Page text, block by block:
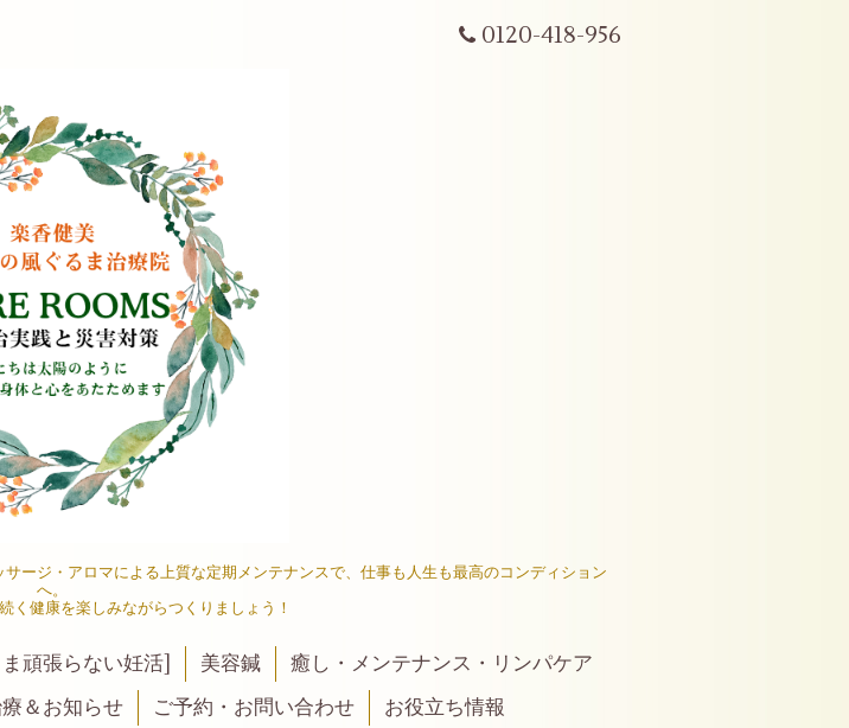
0120-418-956
ージ・アロマによる上質な定期メンテナンスで、仕事も人生も最高のコンディション
へ。
く健康を楽しみながらつくりましょう！
頑張らない妊活] 美容鍼
癒し・メンテナンス・リンパケア
＆お知らせ ご予約・お問い合わせ
お役立ち情報